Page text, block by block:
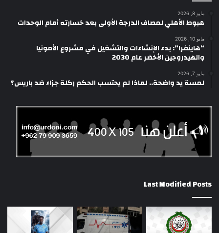
مايو 8, 2026
هبوط الأهلي لمصاف الدرجة الأولى بعد خسارته أمام الوحدات
مايو 10, 2026
“هاينفرا”: بدء الإنشاءات والتشغيل في مشروع الأمونيا
والهيدروجين الأخضر عام 2030
مايو 7, 2026
لمسة يد واضحة.. لماذا لم يحتسب الحكم ركلة جزاء ضد باريس؟
Last Modified Posts